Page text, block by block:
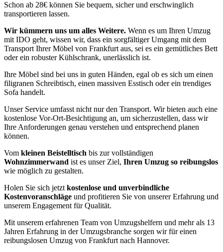
Schon ab 28€ können Sie bequem, sicher und erschwinglich
transportieren lassen.
Wir kümmern uns um alles Weitere. Wenn es um Ihren Umzug
mit IDO geht, wissen wir, dass ein sorgfältiger Umgang mit dem
Transport Ihrer Möbel von Frankfurt aus, sei es ein gemütliches Bett
oder ein robuster Kühlschrank, unerlässlich ist.
Ihre Möbel sind bei uns in guten Händen, egal ob es sich um einen
filigranen Schreibtisch, einen massiven Esstisch oder ein trendiges
Sofa handelt.
Unser Service umfasst nicht nur den Transport. Wir bieten auch eine
kostenlose Vor-Ort-Besichtigung an, um sicherzustellen, dass wir
Ihre Anforderungen genau verstehen und entsprechend planen
können.
Vom kleinen Beistelltisch bis zur vollständigen
Wohnzimmerwand ist es unser Ziel, Ihren Umzug so reibungslos
wie möglich zu gestalten.
Holen Sie sich jetzt kostenlose und unverbindliche
Kostenvoranschläge und profitieren Sie von unserer Erfahrung und
unserem Engagement für Qualität.
Mit unserem erfahrenen Team von Umzugshelfern und mehr als 13
Jahren Erfahrung in der Umzugsbranche sorgen wir für einen
reibungslosen Umzug von Frankfurt nach Hannover.